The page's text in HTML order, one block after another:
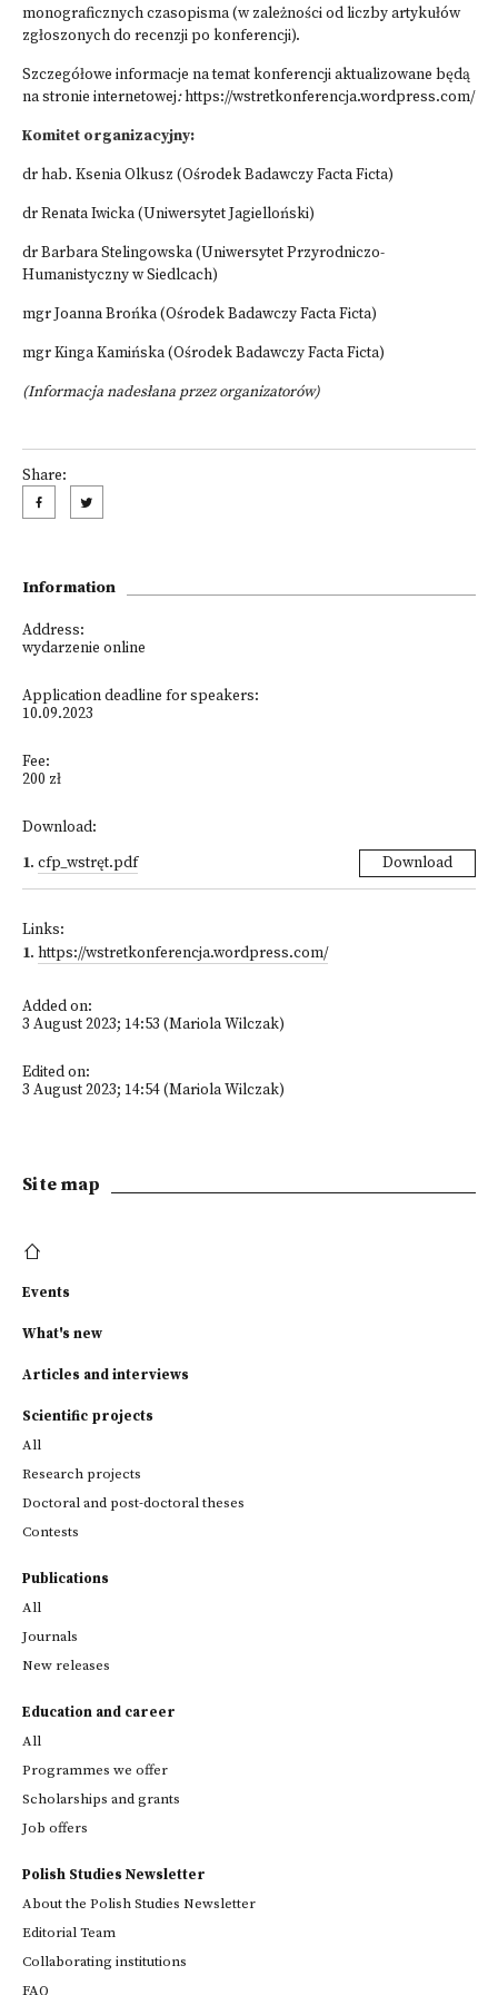
monograficznych czasopisma (w zależności od liczby artykułów
zgłoszonych do recenzji po konferencji).
Szczegółowe informacje na temat konferencji aktualizowane będą
na stronie internetowej:https://wstretkonferencja.wordpress.com/
Komitet organizacyjny:
dr hab. Ksenia Olkusz (Ośrodek Badawczy Facta Ficta)
dr Renata Iwicka (Uniwersytet Jagielloński)
dr Barbara Stelingowska (Uniwersytet Przyrodniczo-
Humanistyczny w Siedlcach)
mgr Joanna Brońka (Ośrodek Badawczy Facta Ficta)
mgr Kinga Kamińska (Ośrodek Badawczy Facta Ficta)
(Informacja nadesłana przez organizatorów)
Share:
Information
Address:
wydarzenie online
Application deadline for speakers:
10.09.2023
Fee:
200 zł
Download:
1. cfp_wstręt.pdf Download
Links:
1. https://wstretkonferencja.wordpress.com/
Added on:
3 August 2023; 14:53 (Mariola Wilczak)
Edited on:
3 August 2023; 14:54 (Mariola Wilczak)
Site map
Events
What's new
Articles and interviews
Scientific projects
All
Research projects
Doctoral and post-doctoral theses
Contests
Publications
All
Journals
New releases
Education and career
All
Programmes we offer
Scholarships and grants
Job offers
Polish Studies Newsletter
About the Polish Studies Newsletter
Editorial Team
Collaborating institutions
FAQ